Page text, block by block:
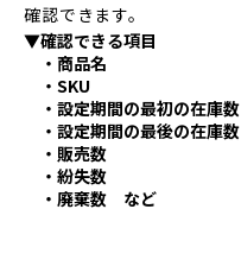
確認できます。
▼確認できる項目
・商品名
・SKU
・設定期間の最初の在庫数
・設定期間の最後の在庫数
・販売数
・紛失数
・廃棄数 など